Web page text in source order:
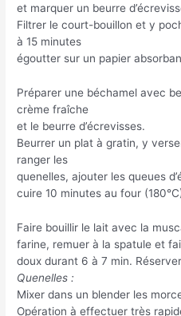
et marquer un beurre
Filtrer le court-bouillon et y
à 15 minutes
égoutter sur un papier
Préparer une béchamel avec
crème fraîche
et le beurre d’écrevisses.
Beurrer un plat à gratin, y
ranger les
quenelles, ajouter les queues
cuire 10 minutes au four
Faire bouillir le lait avec la
farine, remuer à la spatule et
doux durant 6 à 7 min.
Quenelles :
Mixer dans un blender les
Opération à effectuer très